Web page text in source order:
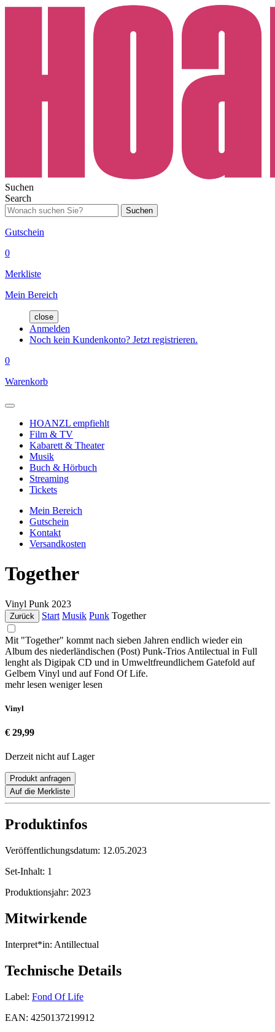
Suchen
Search
Suchen
Gutschein
0
Merkliste
Mein Bereich
close
Anmelden
Noch kein Kundenkonto? Jetzt registrieren.
0
Warenkorb
HOANZL empfiehlt
Film & TV
Kabarett & Theater
Musik
Buch & Hörbuch
Streaming
Tickets
Mein Bereich
Gutschein
Kontakt
Versandkosten
Together
Vinyl Punk 2023
Zurück Start Musik Punk Together
Mit "Together" kommt nach sieben Jahren endlich wieder ein
Album des niederländischen (Post) Punk-Trios Antilectual in Full
lenght als Digipak CD und in Umweltfreundlichem Gatefold auf
Gelbem Vinyl und auf Fond Of Life.
mehr lesen weniger lesen
Vinyl
€ 29,99
Derzeit nicht auf Lager
Produkt anfragen
Auf die Merkliste
Produktinfos
Veröffentlichungsdatum: 12.05.2023
Set-Inhalt: 1
Produktionsjahr: 2023
Mitwirkende
Interpret*in: Antillectual
Technische Details
Label: Fond Of Life
EAN: 4250137219912